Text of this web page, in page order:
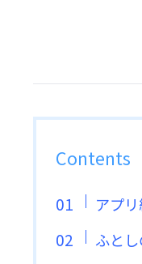
Contents
アプ
ふと